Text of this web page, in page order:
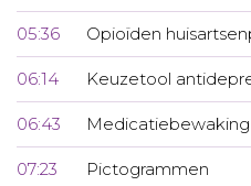
05:36 Opioïden
06:14 Keuzetool
06:43
07:23 Pictogrammen